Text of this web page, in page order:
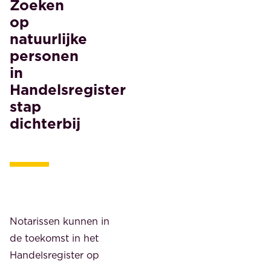
Zoeken
op
natuurlijke
personen
in
Handelsregister
stap
dichterbij
Notarissen kunnen in
de toekomst in het
Handelsregister op